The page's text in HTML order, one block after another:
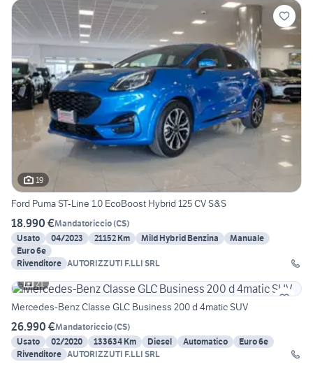
19
Ford Puma ST-Line 1.0 EcoBoost Hybrid 125 CV S&S
18.990 €Mandatoriccio(CS)
Usato
04/2023 21152 Km Mild Hybrid Benzina
Manuale
Euro 6e
Rivenditore AUTORIZZUTI F.LLI SRL
21
Mercedes-Benz Classe GLC Business 200 d 4matic SUV
26.990 €Mandatoriccio(CS)
Usato
02/2020 133634 Km Diesel Automatico
Euro 6e
Rivenditore AUTORIZZUTI F.LLI SRL